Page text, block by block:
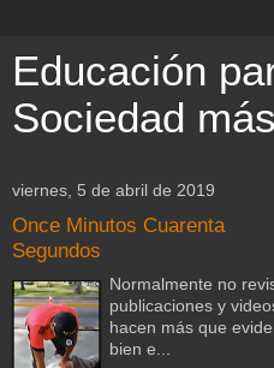
Educación
Sociedad
viernes, 5 de abril de 2019
Once Minutos Cuarenta
Segundos
Normalmente no
publicaciones y
hacen más que
bien e...